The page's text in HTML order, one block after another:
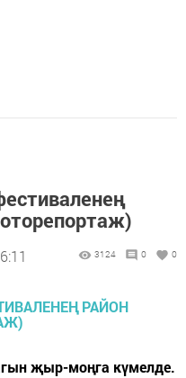
3124 0 0
җыр-моңга күмелде.